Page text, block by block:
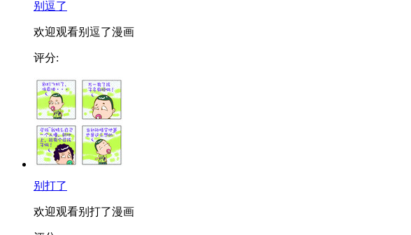
别逗了
欢迎观看别逗了漫画
评分:
别打了
欢迎观看别打了漫画